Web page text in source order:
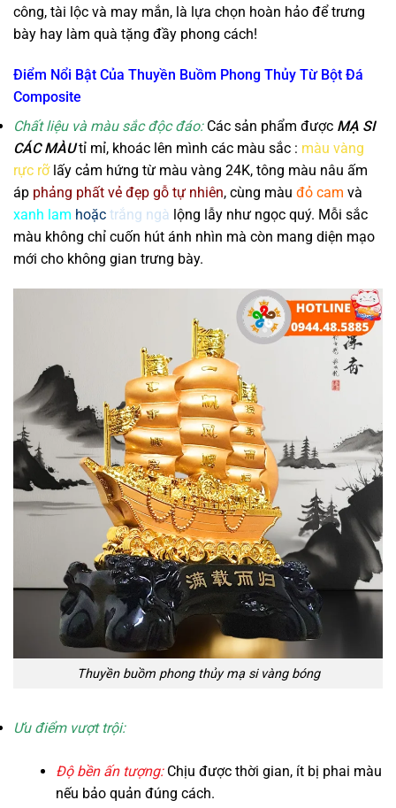
công, tài lộc và may mắn, là lựa chọn hoàn hảo để trưng
bày hay làm quà tặng đầy phong cách!
Điểm Nổi Bật Của Thuyền Buồm Phong Thủy Từ Bột Đá
Composite
Chất liệu và màu sắc độc đáo:Các sản phẩm được MẠ SI
CÁC MÀUtỉ mỉ, khoác lên mình các màu sắc : màu vàng
rực rỡlấy cảm hứng từ màu vàng 24K, tông màu nâu ấm
áp phảng phất vẻ đẹp gỗ tự nhiên, cùng màu đỏ cam và
xanh lam hoặc trắng ngà lộng lẫy như ngọc quý. Mỗi sắc
màu không chỉ cuốn hút ánh nhìn mà còn mang diện mạo
mới cho không gian trưng bày.
Thuyền buồm phong thủy mạ si vàng bóng
Ưu điểm vượt trội:
Độ bền ấn tượng:Chịu được thời gian, ít bị phai màu
nếu bảo quản đúng cách.